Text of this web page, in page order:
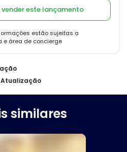
este lançamento
estão sujeitas a
e área de concierge
Atualização
similares